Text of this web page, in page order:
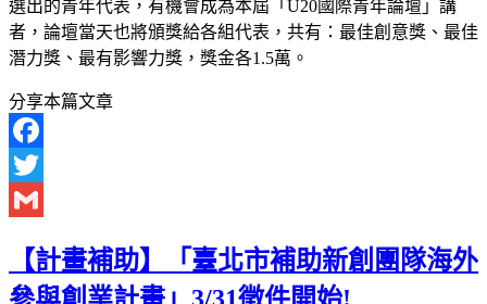
選出的青年代表，有機會成為本屆「U20國際青年論壇」講
者，論壇當天也將頒獎給各組代表，共有：最佳創意獎、最佳
潛力獎、最有影響力獎，獎金各1.5萬。
分享本篇文章
Facebook
Twitter
【計畫補助】「臺北市補助新創團隊海外
參與創業計畫」3/31徵件開始!